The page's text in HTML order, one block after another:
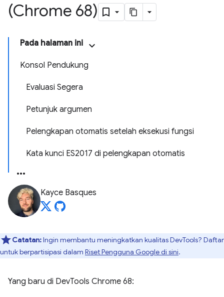
(Chrome 68)
Pada halaman ini
Konsol Pendukung
Evaluasi Segera
Petunjuk argumen
Pelengkapan otomatis setelah eksekusi fungsi
Kata kunci ES2017 di pelengkapan otomatis
Kayce Basques
Catatan:Ingin membantu meningkatkan kualitas DevTools? Daftar
untuk berpartisipasi dalam Riset Pengguna Google di sini.
Yang baru di DevTools Chrome 68: